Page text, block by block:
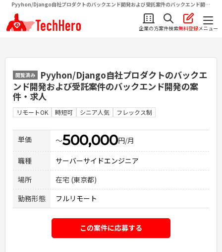
Pyyhon/Django自社プロダクトのバックエンド開発および受託案件のバックエンド開発
| ITフリーランス向け求人・案件情報サイトテクヒロ（TechHero）
企業の方案件検索無料登録メニュー
閲覧済み
Pyyhon/Django自社プロダクトのバックエ
ンド開発および受託案件のバックエンド開発の案
件・求人
リモートOK 時短可 シニア人気 フレックス制
単価 〜500,000円/月
職種
サーバーサイドエンジニア
場所
在宅 (東京都)
勤務形態
フルリモート
この案件に応募する